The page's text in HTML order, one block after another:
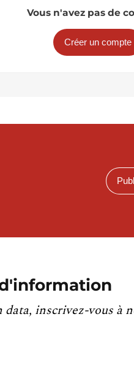
Vous n'avez pas de
Créer un compte
data, inscrivez-vous à